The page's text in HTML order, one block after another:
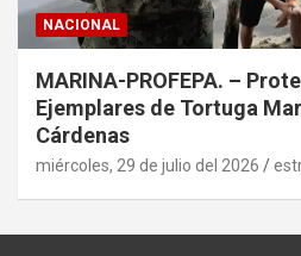
NACIONAL
MARINA-PROFEPA. –
Ejemplares de Tortuga
Cárdenas
miércoles, 29 de julio del 2026